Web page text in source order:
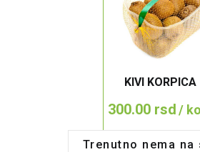
KIVI KORPICA
300.00 rsd/
Trenutno nema na